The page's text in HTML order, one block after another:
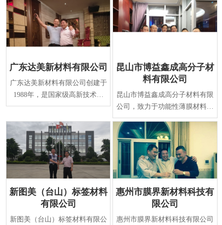
广东达美新材料有限公司
广东达美新材料有限公司创建于
1988年，是国家级高新技术企
业，专业研发、生产表面保护系
昆山市博益鑫成高分子材
料有限公司
昆山市博益鑫成高分子材料有限
公司，致力于功能性薄膜材料及
涂覆技术的研发与生产，是国家
火炬计划重点高新
新图美（台山）标签材料
有限公司
新图美（台山）标签材料有限公
惠州市膜界新材料科技有
限公司
惠州市膜界新材料科技有限公司